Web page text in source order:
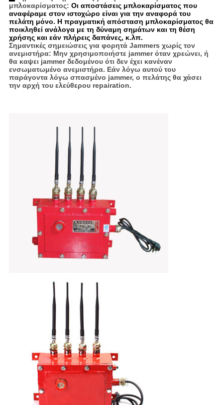
μπλοκαρίσματος: Οι αποστάσεις μπλοκαρίσματος που
αναφέραμε στον ιστοχώρο είναι για την αναφορά του
πελάτη μόνο. Η πραγματική απόσταση μπλοκαρίσματος θα
ποικληθεί ανάλογα με τη δύναμη σημάτων και τη θέση
χρήσης και εάν πλήρεις δαπάνες, κ.λπ.
Σημαντικές σημειώσεις για φορητά Jammers χωρίς τον
ανεμιστήρα: Μην χρησιμοποιήστε jammer όταν χρεώνει, ή
θα καψει jammer δεδομένου ότι δεν έχει κανέναν
ενσωματωμένο ανεμιστήρα. Εάν λόγω αυτού του
παράγοντα λόγω σπασμένο jammer, ο πελάτης θα χάσει
την αρχή του ελεύθερου repairation.